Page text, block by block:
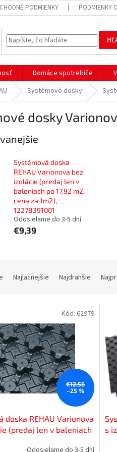
PODMIENKY PODMIENKY
Domáce spotrebiče
Systémové dosky
dosky
Systémová doska
REHAU Varionova bez
izolácie (predaj len v
baleniach po 17,92 m2,
cena za 1m2),
12278391001
Odosielame do 3-5 dní
€9,39
Najlacnejšie Najdrahšie
€12,56
–25 %
doska REHAU Varionova
(predaj len v baleniach
Kód: 62979
s